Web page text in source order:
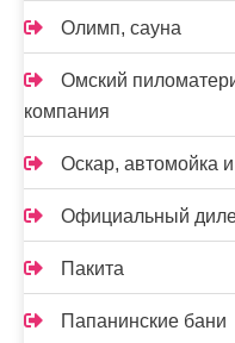
Олимп, сауна
Омский
компания
Оскар, автомойка
Официальный
Пакита
Папанинские бани